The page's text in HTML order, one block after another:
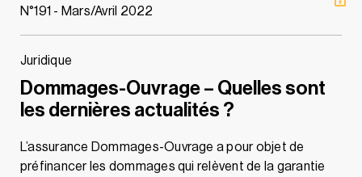
N°191 - Mars/Avril 2022
Juridique
Dommages-Ouvrage – Quelles sont
les dernières actualités ?
L’assurance Dommages-Ouvrage a pour objet de
préfinancer les dommages qui relèvent de la garantie